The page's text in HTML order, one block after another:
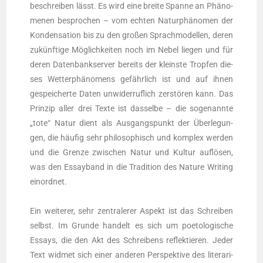
beschrei­ben lässt. Es wird eine brei­te Span­ne an Phä­no­
me­nen bespro­chen – vom ech­ten Natur­phä­no­men der
Kon­den­sa­ti­on bis zu den gro­ßen Sprach­mo­del­len, deren
zukünf­ti­ge Mög­lich­kei­ten noch im Nebel lie­gen und für
deren Daten­bank­ser­ver bereits der kleins­te Trop­fen die­
ses Wet­ter­phä­no­mens gefähr­lich ist und auf ihnen
gespei­cher­te Daten unwi­der­ruf­lich zer­stö­ren kann. Das
Prin­zip aller drei Tex­te ist das­sel­be – die soge­nann­te
„tote“ Natur dient als Aus­gangs­punkt der Über­le­gun­
gen, die häu­fig sehr phi­lo­so­phisch und kom­plex wer­den
und die Gren­ze zwi­schen Natur und Kul­tur auf­lö­sen,
was den Essay­band in die Tra­di­ti­on des Natu­re Wri­ting
ein­ord­net.
Ein wei­te­rer, sehr zen­tra­le­rer Aspekt ist das Schrei­ben
selbst. Im Grun­de han­delt es sich um poe­to­lo­gi­sche
Essays, die den Akt des Schrei­bens reflek­tie­ren. Jeder
Text wid­met sich einer ande­ren Per­spek­ti­ve des lite­ra­ri­